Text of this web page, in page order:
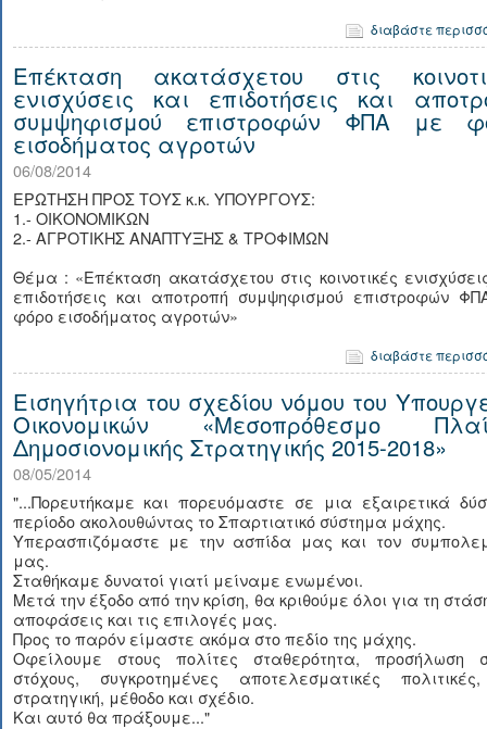
διαβάστε
Επέκταση ακατάσχετου στις
ενισχύσεις και επιδοτήσεις και
συμψηφισμού επιστροφών ΦΠΑ με
εισοδήματος αγροτών
06/08/2014
ΕΡΩΤΗΣΗ ΠΡΟΣ ΤΟΥΣ κ.κ. ΥΠΟΥΡΓΟΥΣ:
1.- ΟΙΚΟΝΟΜΙΚΩΝ
2.- ΑΓΡΟΤΙΚΗΣ ΑΝΑΠΤΥΞΗΣ & ΤΡΟΦΙΜΩΝ
Θέμα : «Επέκταση ακατάσχετου στις κοινοτικές
επιδοτήσεις και αποτροπή συμψηφισμού επιστροφών
φόρο εισοδήματος αγροτών»
διαβάστε
Εισηγήτρια του σχεδίου νόμου του
Οικονομικών «Μεσοπρόθεσμο
Δημοσιονομικής Στρατηγικής 2015-2018»
08/05/2014
"...Πορευτήκαμε και πορευόμαστε σε μια εξαιρετικά
περίοδο ακολουθώντας το Σπαρτιατικό σύστημα μάχης.
Υπερασπιζόμαστε με την ασπίδα μας και τον
μας.
Σταθήκαμε δυνατοί γιατί μείναμε ενωμένοι.
Μετά την έξοδο από την κρίση, θα κριθούμε όλοι για τη
αποφάσεις και τις επιλογές μας.
Προς το παρόν είμαστε ακόμα στο πεδίο της μάχης.
Οφείλουμε στους πολίτες σταθερότητα, προσήλωση
στόχους, συγκροτημένες αποτελεσματικές
στρατηγική, μέθοδο και σχέδιο.
Και αυτό θα πράξουμε..."